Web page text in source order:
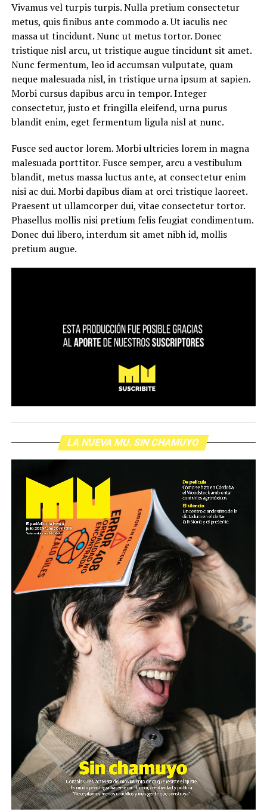
Vivamus vel turpis turpis. Nulla pretium consectetur
metus, quis finibus ante commodo a. Ut iaculis nec
massa ut tincidunt. Nunc ut metus tortor. Donec
tristique nisl arcu, ut tristique augue tincidunt sit amet.
Nunc fermentum, leo id accumsan vulputate, quam
neque malesuada nisl, in tristique urna ipsum at sapien.
Morbi cursus dapibus arcu in tempor. Integer
consectetur, justo et fringilla eleifend, urna purus
blandit enim, eget fermentum ligula nisl at nunc.
Fusce sed auctor lorem. Morbi ultricies lorem in magna
malesuada porttitor. Fusce semper, arcu a vestibulum
blandit, metus massa luctus ante, at consectetur enim
nisi ac dui. Morbi dapibus diam at orci tristique laoreet.
Praesent ut ullamcorper dui, vitae consectetur tortor.
Phasellus mollis nisi pretium felis feugiat condimentum.
Donec dui libero, interdum sit amet nibh id, mollis
pretium augue.
LA NUEVA MU. SIN CHAMUYO